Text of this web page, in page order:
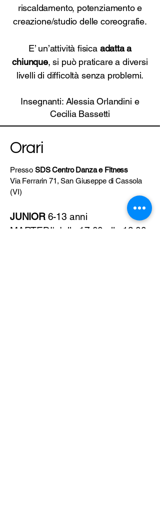
riscaldamento, potenziamento e
creazione/studio delle coreografie.
E’ un’attività fisica adatta a
chiunque, si può praticare a diversi
livelli di difficoltà senza problemi.
Insegnanti: Alessia Orlandini e
CeciliaBassetti
Orari
Presso SDS Centro Danza e Fitness
Via Ferrarin 71, San Giuseppe di Cassola
(VI)
JUNIOR6-13 anni
MARTEDI' dalle 17:00 alle 18:00